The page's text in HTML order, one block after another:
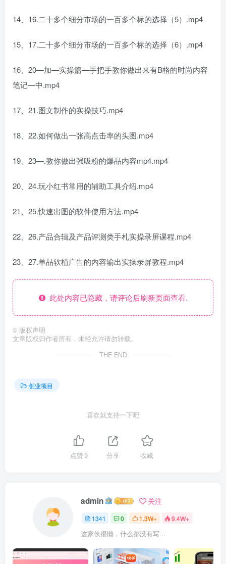
14、16.二十多个细分市场的一百多个标的选择（5）.mp4
15、17.二十多个细分市场的一百多个标的选择（6）.mp4
16、20—加—实操篇—手把手教你做出来有B格的时尚内容
笔记—中.mp4
17、21.图文制作的实操技巧.mp4
18、22.如何做出一张高点击率的头图.mp4
19、23—.教你做出强吸粉的爆品内容mp4.mp4
20、24.玩小红书常用的辅助工具介绍.mp4
21、25.快速出图的软件使用方法.mp4
22、26.产品合辑及产品评测类手札实操录屏课程.mp4
23、27.单品软植广告的内容输出实操录屏教程.mp4
此处内容已隐藏，请评论后刷新页面查看.
© 版权声明
文章版权归作者所有，未经允许请勿转载。
THE END
创业项目
喜欢就支持一下吧
点赞9 分享 收藏
admin 关注
1341 0 1.3W+ 9.4W+
这家伙很懒，什么都没有写...